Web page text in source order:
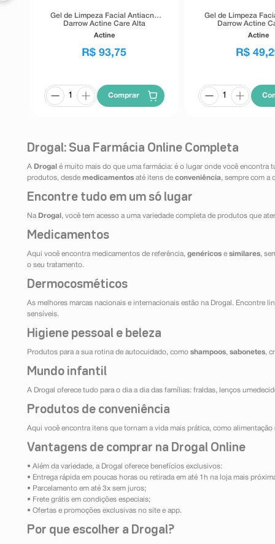
Gel de Limpeza Facial Antiacne
Darrow Actine Care Alta
Tolerância 400g
Actine
R$ 93,75
Comprar
Gel de Limpeza
Darrow Actine
Tolerância
Actine
R$ 49,
Drogal: Sua Farmácia Online Completa
A Drogal é muito mais do que uma farmácia: é o lugar onde você encontra
produtos, desde medicamentos até itens de conveniência, sempre com a
Encontre tudo em um só lugar
Na Drogal , você tem acesso a uma variedade completa de produtos que
Medicamentos
Aqui você encontra medicamentos de referência, genéricos e similares,
o seu tratamento.
Dermocosméticos
As melhores marcas nacionais e internacionais estão na Drogal. Encontre
sensíveis.
Higiene pessoal e beleza
Produtos para a sua rotina de autocuidado, como shampoos, sabonetes,
Mundo infantil
A Drogal oferece tudo para o dia a dia das famílias: fraldas, lenços
Produtos de conveniência
Aqui você encontra itens que tornam a vida mais prática, como
Vantagens de comprar na Drogal Online
• Além da variedade, a Drogal oferece benefícios exclusivos:
• Entrega rápida em poucas horas ou retirada em até 1h na loja mais
• Parcelamento em até 3x sem juros;
• Frete grátis em condições especiais;
• Ofertas e promoções exclusivas no site e app.
Por que escolher a Drogal?